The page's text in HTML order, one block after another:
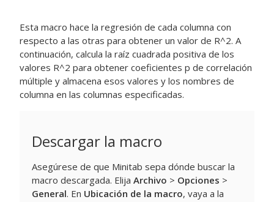
Esta macro hace la regresión de cada columna con
respecto a las otras para obtener un valor de R^2. A
continuación, calcula la raíz cuadrada positiva de los
valores R^2 para obtener coeficientes p de correlación
múltiple y almacena esos valores y los nombres de
columna en las columnas especificadas.
Descargar la macro
Asegúrese de que Minitab sepa dónde buscar la
macro descargada. Elija Archivo > Opciones >
General. En Ubicación de la macro, vaya a la